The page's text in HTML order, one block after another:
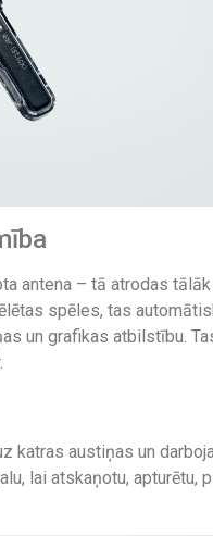
antena – tā atrodas
spēles, tas
un grafikas atbilstību.
.
katras austiņas un
lai atskaņotu, apturētu,